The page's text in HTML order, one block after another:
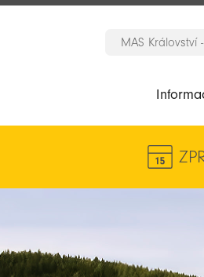
MAS Království